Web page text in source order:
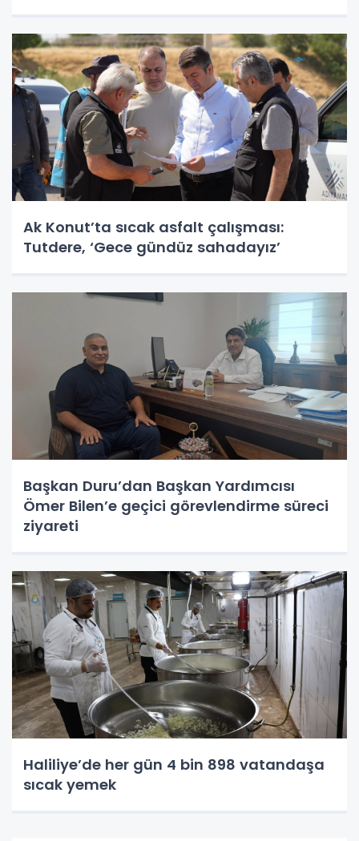
Ak Konut’ta sıcak asfalt çalışması:
Tutdere, ‘Gece gündüz sahadayız’
Başkan Duru’dan Başkan Yardımcısı
Ömer Bilen’e geçici görevlendirme süreci
ziyareti
Haliliye’de her gün 4 bin 898 vatandaşa
sıcak yemek